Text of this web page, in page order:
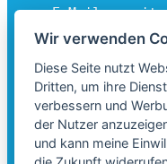
E-Mail:
Wir verwenden
Diese Seite nutzt
Dritten, um ihre
verbessern und
der Nutzer
und kann meine